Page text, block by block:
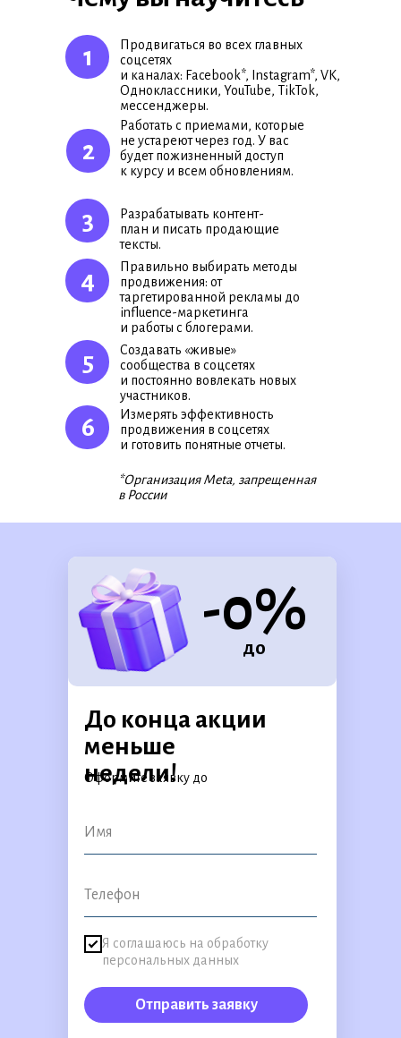
Работать с приемами, которые
не устареют через год. У вас
будет пожизненный доступ
к курсу и всем обновлениям.
2
Продвигаться во всех главных
соцсетях
и каналах: Facebook*, Instagram*, VK,
Одноклассники, YouTube, TikTok,
мессенджеры.
1
*Организация Meta, запрещенная
в России
Правильно выбирать методы
продвижения: от
таргетированной рекламы до
influence-маркетинга
и работы с блогерами.
4
Разрабатывать контент-
план и писать продающие
тексты.
3
Измерять эффективность
продвижения в соцсетях
и готовить понятные отчеты.
6
Создавать «живые»
сообщества в соцсетях
и постоянно вовлекать новых
участников.
5
Я соглашаюсь на обработку
персональных данных
Отправить заявку
Оформите заявку до
До конца акции
меньше
недели!
до
-0%